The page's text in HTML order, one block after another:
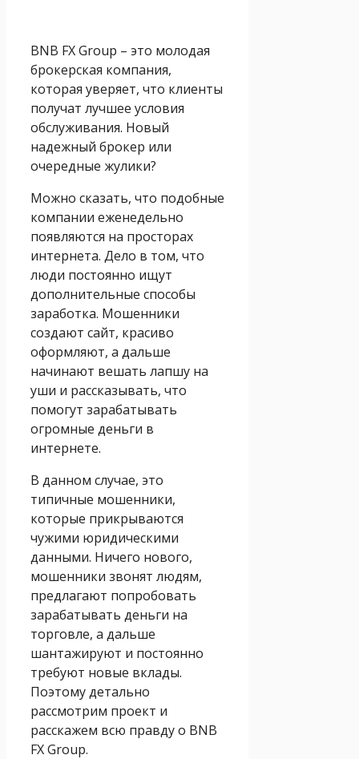
BNB FX Group – это молодая
брокерская компания,
которая уверяет, что клиенты
получат лучшее условия
обслуживания. Новый
надежный брокер или
очередные жулики?
Можно сказать, что подобные
компании еженедельно
появляются на просторах
интернета. Дело в том, что
люди постоянно ищут
дополнительные способы
заработка. Мошенники
создают сайт, красиво
оформляют, а дальше
начинают вешать лапшу на
уши и рассказывать, что
помогут зарабатывать
огромные деньги в
интернете.
В данном случае, это
типичные мошенники,
которые прикрываются
чужими юридическими
данными. Ничего нового,
мошенники звонят людям,
предлагают попробовать
зарабатывать деньги на
торговле, а дальше
шантажируют и постоянно
требуют новые вклады.
Поэтому детально
рассмотрим проект и
расскажем всю правду о BNB
FX Group.